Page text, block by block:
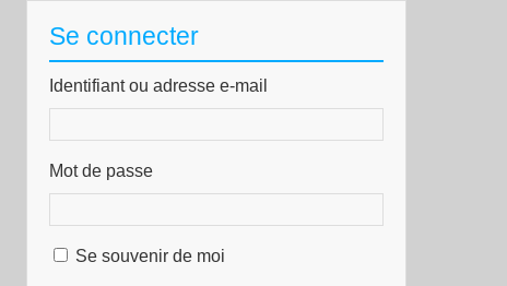
Se connecter
Identifiant ou adresse e-mail
Mot de passe
Se souvenir de moi